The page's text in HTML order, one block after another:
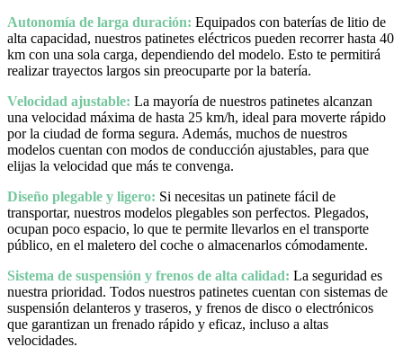
Autonomía de larga duración: Equipados con baterías de litio de
alta capacidad, nuestros patinetes eléctricos pueden recorrer hasta 40
km con una sola carga, dependiendo del modelo. Esto te permitirá
realizar trayectos largos sin preocuparte por la batería.
Velocidad ajustable: La mayoría de nuestros patinetes alcanzan
una velocidad máxima de hasta 25 km/h, ideal para moverte rápido
por la ciudad de forma segura. Además, muchos de nuestros
modelos cuentan con modos de conducción ajustables, para que
elijas la velocidad que más te convenga.
Diseño plegable y ligero: Si necesitas un patinete fácil de
transportar, nuestros modelos plegables son perfectos. Plegados,
ocupan poco espacio, lo que te permite llevarlos en el transporte
público, en el maletero del coche o almacenarlos cómodamente.
Sistema de suspensión y frenos de alta calidad: La seguridad es
nuestra prioridad. Todos nuestros patinetes cuentan con sistemas de
suspensión delanteros y traseros, y frenos de disco o electrónicos
que garantizan un frenado rápido y eficaz, incluso a altas
velocidades.